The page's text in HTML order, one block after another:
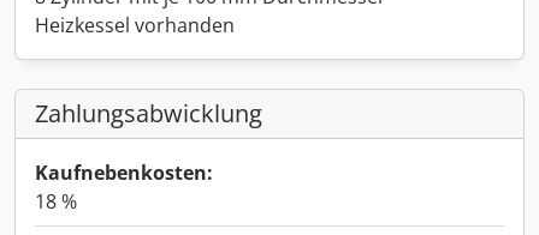
Heizkessel vorhanden
Zahlungsabwicklung
Kaufnebenkosten:
18 %